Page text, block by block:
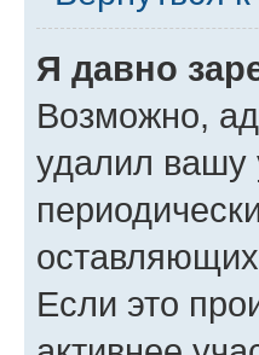
Я давно
Возможно,
удалил вашу
Если это